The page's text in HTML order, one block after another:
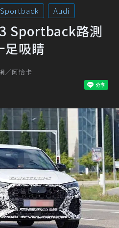
Audi
Sportback路測
足吸睛
／阿恰卡